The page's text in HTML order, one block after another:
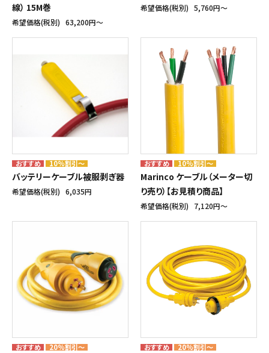
線） 15M巻
希望価格(税別) 63,200円〜
希望価格(税別) 5,760円〜
10%割引～
バッテリーケーブル被服剥ぎ器
希望価格(税別) 6,035円
10%割引～
Marinco ケーブル（メーター切
り売り）【お見積り商品】
希望価格(税別) 7,120円〜
20%割引～ 20%割引～